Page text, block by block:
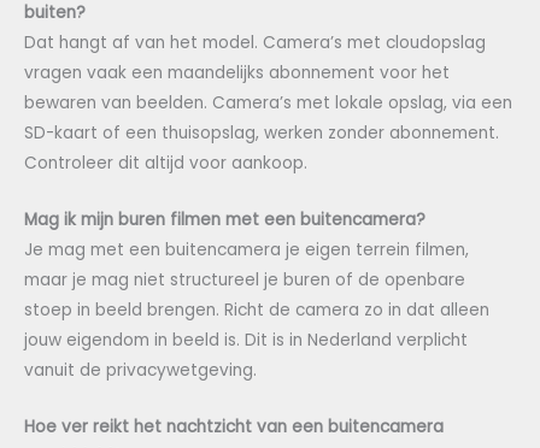
buiten?
Dat hangt af van het model. Camera’s met cloudopslag
vragen vaak een maandelijks abonnement voor het
bewaren van beelden. Camera’s met lokale opslag, via een
SD-kaart of een thuisopslag, werken zonder abonnement.
Controleer dit altijd voor aankoop.
Mag ik mijn buren filmen met een buitencamera?
Je mag met een buitencamera je eigen terrein filmen,
maar je mag niet structureel je buren of de openbare
stoep in beeld brengen. Richt de camera zo in dat alleen
jouw eigendom in beeld is. Dit is in Nederland verplicht
vanuit de privacywetgeving.
Hoe ver reikt het nachtzicht van een buitencamera